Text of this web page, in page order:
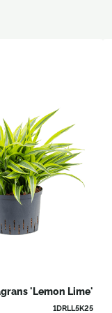
'Lemon Lime'
1DRLL5K25